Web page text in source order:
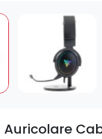
Auricolare